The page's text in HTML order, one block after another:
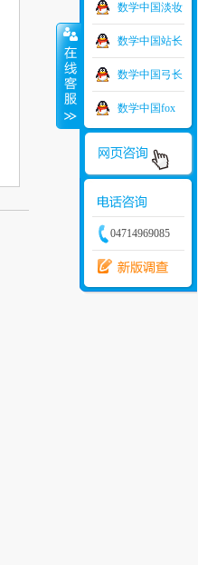
数学中国淡妆
数学中国站长
数学中国弓长
数学中国fox
04714969085